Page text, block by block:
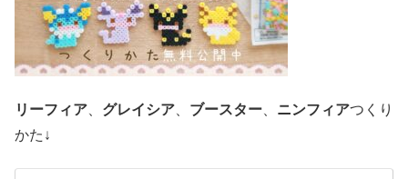
リーフィア グレイシア ブースター ニンフィアつくり
かた↓